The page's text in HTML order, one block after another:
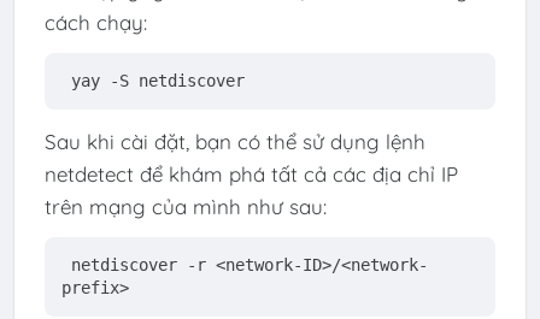
cách chạy:
yay -S netdiscover
Sau khi cài đặt, bạn có thể sử dụng lệnh
netdetect để khám phá tất cả các địa chỉ IP
trên mạng của mình như sau:
netdiscover -r <network-ID>/<network-
prefix>